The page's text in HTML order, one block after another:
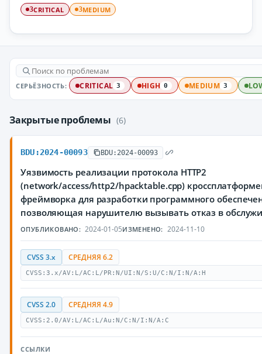
3CRITICAL 3MEDIUM
СЕРЬЁЗНОСТЬ: CRITICAL 3 HIGH 0 MEDIUM 3
Закрытые проблемы (6)
BDU:2024-00093 BDU:2024-00093
Уязвимость реализации протокола HTTP2
(network/access/http2/hpacktable.cpp)
фреймворка для разработки программного
позволяющая нарушителю вызывать отказ в
ОПУБЛИКОВАНО: 2024-01-05ИЗМЕНЕНО: 2024-11-10
CVSS 3.x СРЕДНЯЯ 6.2
CVSS:3.x/AV:L/AC:L/PR:N/UI:N/S:U/C:N/I:N/A:H
CVSS 2.0 СРЕДНЯЯ 4.9
CVSS:2.0/AV:L/AC:L/Au:N/C:N/I:N/A:C
ССЫЛКИ